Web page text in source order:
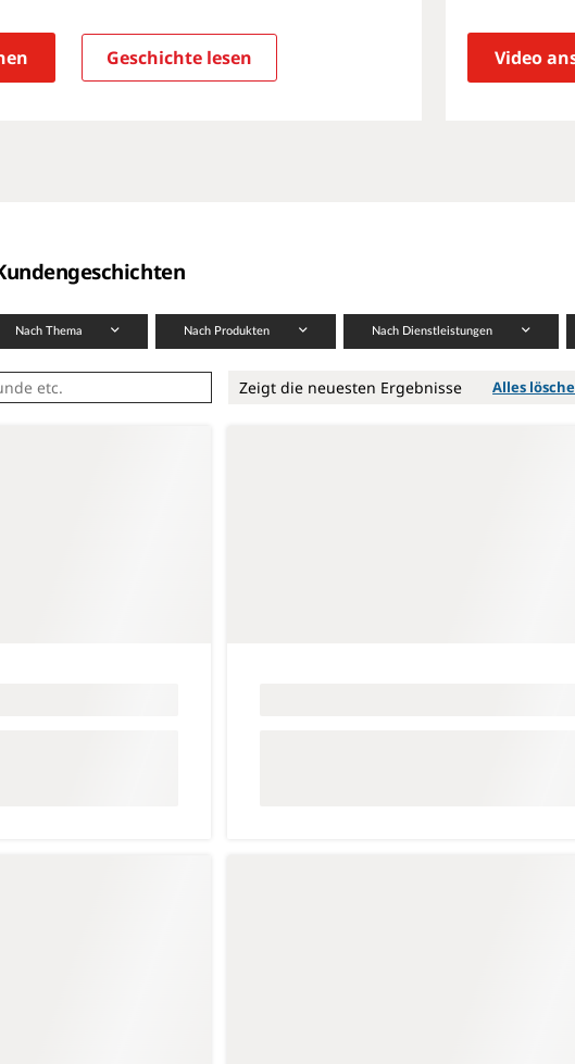
Geschichte lesen Video
Nach Thema Nach Produkten Nach Dienstleistungen
Zeigt die neuesten Ergebnisse Alles